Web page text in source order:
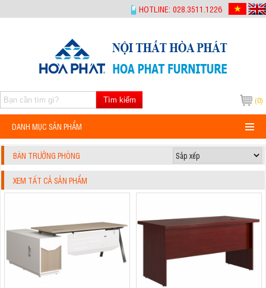
HOTLINE: 028.3511.1226
(0)
Tìm kiếm
DANH MỤC SẢN PHẨM
BÀN TRƯỞNG PHÒNG
XEM TẤT CẢ SẢN PHẨM